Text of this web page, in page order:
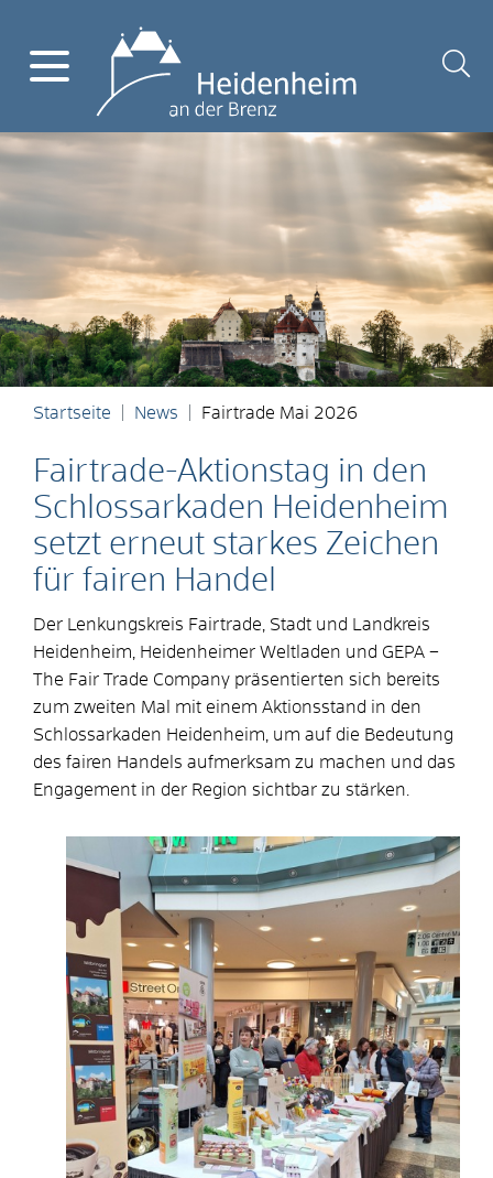
Startseite News Fairtrade Mai 2026
Fairtrade-Aktionstag in den
Schlossarkaden Heidenheim
setzt erneut starkes Zeichen
für fairen Handel
Der Lenkungskreis Fairtrade, Stadt und Landkreis
Heidenheim, Heidenheimer Weltladen und GEPA –
The Fair Trade Company präsentierten sich bereits
zum zweiten Mal mit einem Aktionsstand in den
Schlossarkaden Heidenheim, um auf die Bedeutung
des fairen Handels aufmerksam zu machen und das
Engagement in der Region sichtbar zu stärken.